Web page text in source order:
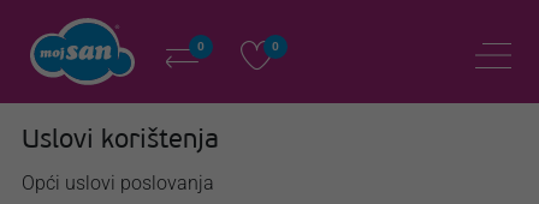
0 0
Uslovi korištenja
Opći uslovi poslovanja